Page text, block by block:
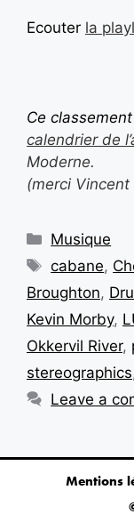
Ecouter la
Ce
calendrier de
Moderne.
(merci Vincent
Musique
cabane,
Broughton,
Kevin Morby,
Okkervil River,
stereographics
Leave a
Mentions